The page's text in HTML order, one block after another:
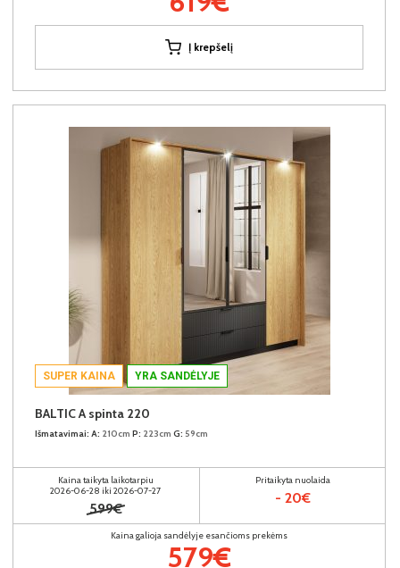
Į krepšelį
SUPER KAINA YRA SANDĖLYJE
BALTIC A spinta 220
Išmatavimai: A: 210cm P: 223cm G: 59cm
Kaina taikyta laikotarpiu
2026-06-28 iki 2026-07-27
599€
Pritaikyta nuolaida
- 20€
Kaina galioja sandėlyje esančioms prekėms
579€